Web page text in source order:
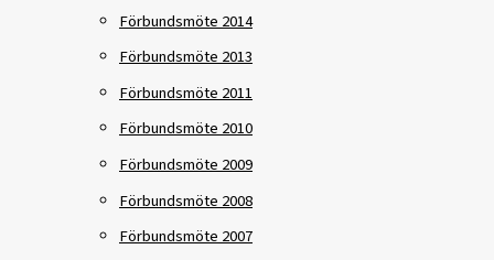
Förbundsmöte 2014
Förbundsmöte 2013
Förbundsmöte 2011
Förbundsmöte 2010
Förbundsmöte 2009
Förbundsmöte 2008
Förbundsmöte 2007